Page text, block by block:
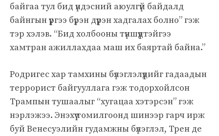
байгаа тул бид үндэсний аюулгүй байдалд
байнгын үүргээ бүрэн дүүрэн хадгалах болно” гэж
тэр хэлэв. “Бид холбооны түншүүдтэйгээ
хамтран ажиллахдаа маш их баяртай байна.”
Родригес хар тамхины бүлэглэлүүдийг гадаадын
террорист байгууллага гэж тодорхойлсон
Трампын тушаалыг “хугацаа хэтэрсэн” гэж
нэрлэжээ. Энэхүү томилгоонд шинээр гарч ирж
буй Венесуэлийн гудамжны бүлэглэл, Трен де